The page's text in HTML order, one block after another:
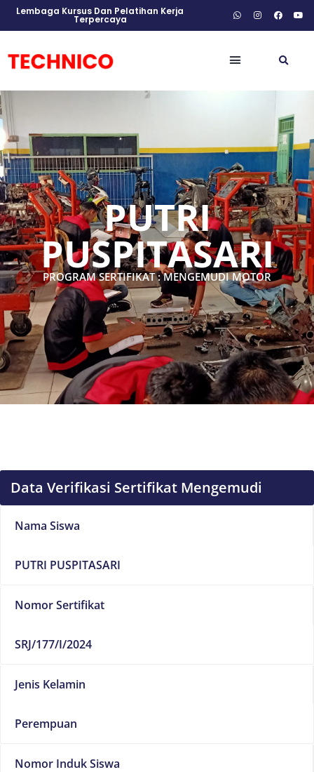
Lembaga Kursus Dan Pelatihan Kerja
Terpercaya
PUTRI
PUSPITASARI
PROGRAM SERTIFIKAT : MENGEMUDI MOTOR
Data Verifikasi Sertifikat Mengemudi
Nama Siswa
PUTRI PUSPITASARI
Nomor Sertifikat
SRJ/177/I/2024
Jenis Kelamin
Perempuan
Nomor Induk Siswa